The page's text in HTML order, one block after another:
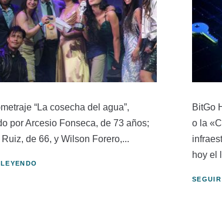
“La cosecha del agua”,
por Arcesio Fonseca, de 73 años;
Ruiz, de 66, y Wilson Forero,...
BitGo
o la
hoy el